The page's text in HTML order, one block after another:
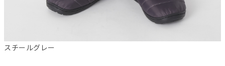
スチールグレー